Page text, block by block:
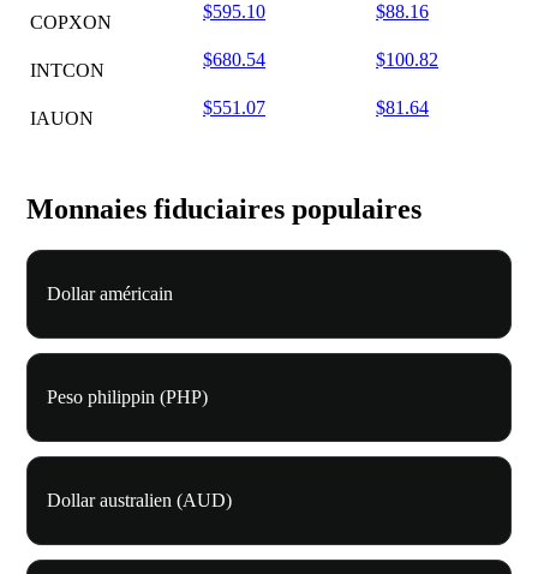
COPXON
$595.10 $88.16
INTCON
$680.54 $100.82
IAUON
$551.07 $81.64
Monnaies fiduciaires populaires
Dollar américain
Peso philippin (PHP)
Dollar australien (AUD)